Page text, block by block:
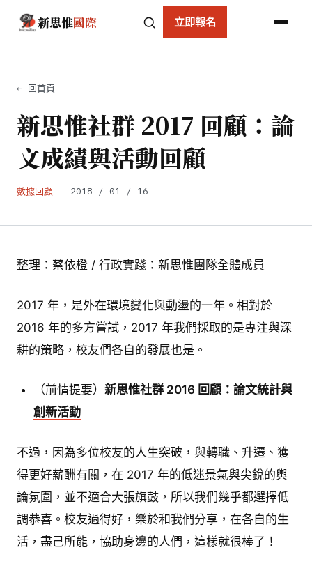
新思惟國際 立即報名
← 回首頁
新思惟社群 2017 回顧：論
文成績與活動回顧
數據回顧 2018 / 01 / 16
整理：蔡依橙 / 行政實踐：新思惟團隊全體成員
2017 年，是外在環境變化與動盪的一年。相對於
2016 年的多方嘗試，2017 年我們採取的是專注與深
耕的策略，校友們各自的發展也是。
（前情提要） 新思惟社群 2016 回顧：論文統計與
創新活動
不過，因為多位校友的人生突破，與轉職、升遷、獲
得更好薪酬有關，在 2017 年的低迷景氣與尖銳的輿
論氛圍，並不適合大張旗鼓，所以我們幾乎都選擇低
調恭喜。校友過得好，樂於和我們分享，在各自的生
活，盡己所能，協助身邊的人們，這樣就很棒了！